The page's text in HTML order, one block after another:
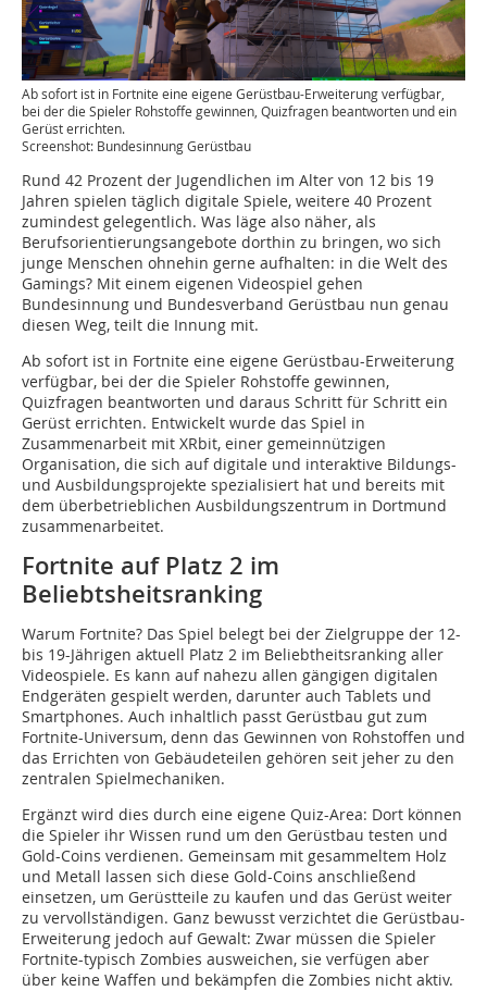
Ab sofort ist in Fortnite eine eigene Gerüstbau-Erweiterung verfügbar,
bei der die Spieler Rohstoffe gewinnen, Quizfragen beantworten und ein
Gerüst errichten.
Screenshot: Bundesinnung Gerüstbau
Rund 42 Prozent der Jugendlichen im Alter von 12 bis 19
Jahren spielen täglich digitale Spiele, weitere 40 Prozent
zumindest gelegentlich. Was läge also näher, als
Berufsorientierungsangebote dorthin zu bringen, wo sich
junge Menschen ohnehin gerne aufhalten: in die Welt des
Gamings? Mit einem eigenen Videospiel gehen
Bundesinnung und Bundesverband Gerüstbau nun genau
diesen Weg, teilt die Innung mit.
Ab sofort ist in Fortnite eine eigene Gerüstbau-Erweiterung
verfügbar, bei der die Spieler Rohstoffe gewinnen,
Quizfragen beantworten und daraus Schritt für Schritt ein
Gerüst errichten. Entwickelt wurde das Spiel in
Zusammenarbeit mit XRbit, einer gemeinnützigen
Organisation, die sich auf digitale und interaktive Bildungs-
und Ausbildungsprojekte spezialisiert hat und bereits mit
dem überbetrieblichen Ausbildungszentrum in Dortmund
zusammenarbeitet.
Fortnite auf Platz 2 im
Beliebtsheitsranking
Warum Fortnite? Das Spiel belegt bei der Zielgruppe der 12-
bis 19-Jährigen aktuell Platz 2 im Beliebtheitsranking aller
Videospiele. Es kann auf nahezu allen gängigen digitalen
Endgeräten gespielt werden, darunter auch Tablets und
Smartphones. Auch inhaltlich passt Gerüstbau gut zum
Fortnite-Universum, denn das Gewinnen von Rohstoffen und
das Errichten von Gebäudeteilen gehören seit jeher zu den
zentralen Spielmechaniken.
Ergänzt wird dies durch eine eigene Quiz-Area: Dort können
die Spieler ihr Wissen rund um den Gerüstbau testen und
Gold-Coins verdienen. Gemeinsam mit gesammeltem Holz
und Metall lassen sich diese Gold-Coins anschließend
einsetzen, um Gerüstteile zu kaufen und das Gerüst weiter
zu vervollständigen. Ganz bewusst verzichtet die Gerüstbau-
Erweiterung jedoch auf Gewalt: Zwar müssen die Spieler
Fortnite-typisch Zombies ausweichen, sie verfügen aber
über keine Waffen und bekämpfen die Zombies nicht aktiv.